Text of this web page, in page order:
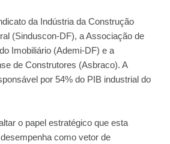
da Indústria da Construção
(Sinduscon-DF), a Associação de
Imobiliário (Ademi-DF) e a
de Construtores (Asbraco). A
por 54% do PIB industrial do
o papel estratégico que esta
como vetor de